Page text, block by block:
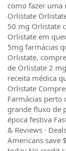
como fazer uma
Orlistate
50 mg Orlistate
Orlistate em
5mg farmácias
Orlistate,
de Orlistate 2
receita médica
Orlistate
Farmácias perto
grande fluxo de
época festiva
& Reviews ·
Americans save